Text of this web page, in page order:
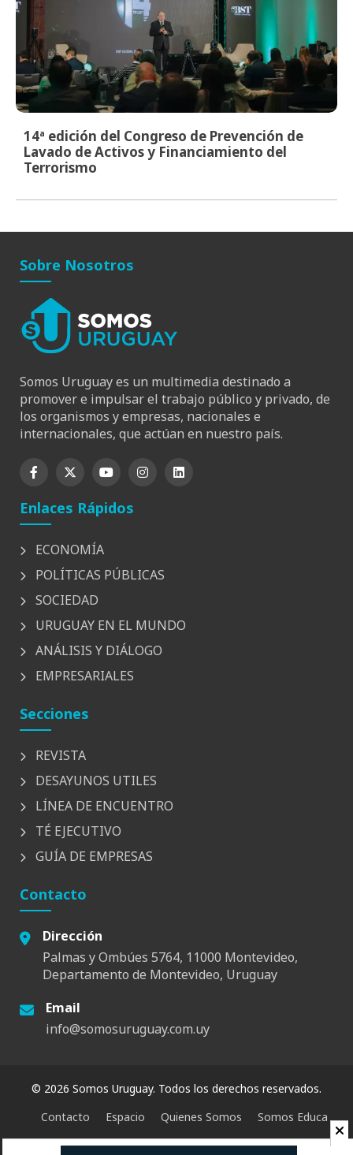
14ª edición del Congreso de Prevención de
Lavado de Activos y Financiamiento del
Terrorismo
Sobre Nosotros
Somos Uruguay es un multimedia destinado a
promover e impulsar el trabajo público y privado, de
los organismos y empresas, nacionales e
internacionales, que actúan en nuestro país.
Enlaces Rápidos
ECONOMÍA
POLÍTICAS PÚBLICAS
SOCIEDAD
URUGUAY EN EL MUNDO
ANÁLISIS Y DIÁLOGO
EMPRESARIALES
Secciones
REVISTA
DESAYUNOS UTILES
LÍNEA DE ENCUENTRO
TÉ EJECUTIVO
GUÍA DE EMPRESAS
Contacto
Dirección
Palmas y Ombúes 5764, 11000 Montevideo,
Departamento de Montevideo, Uruguay
Email
info@somosuruguay.com.uy
© 2026 Somos Uruguay. Todos los derechos reservados.
Contacto
Espacio Quienes Somos Somos Educa